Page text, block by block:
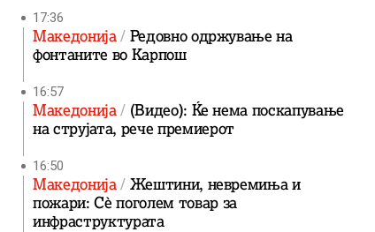
17:36
Македонија Редовно одржување на
фонтаните во Карпош
16:57
Македонија (Видео): Ќе нема поскапување
на струјата, рече премиерот
16:50
Македонија Жештини, невремиња и
пожари: Сè поголем товар за
инфраструктурата